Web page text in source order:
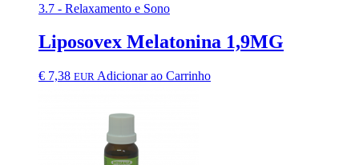
3.7 - Relaxamento e Sono
Liposovex Melatonina 1,9MG
€ 7,38 EUR Adicionar ao Carrinho